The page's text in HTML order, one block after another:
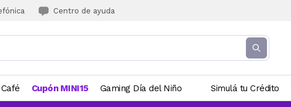
Centro de ayuda
Cupón MINI15 Gaming Día del Niño Simulá tu Crédito